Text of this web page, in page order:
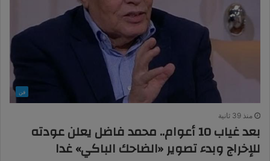
فن
منذ 39 ثانية
بعد غياب 10 أعوام.. محمد فاضل يعلن عودته
للإخراج وبدء تصوير «الضاحك الباكي» غدا